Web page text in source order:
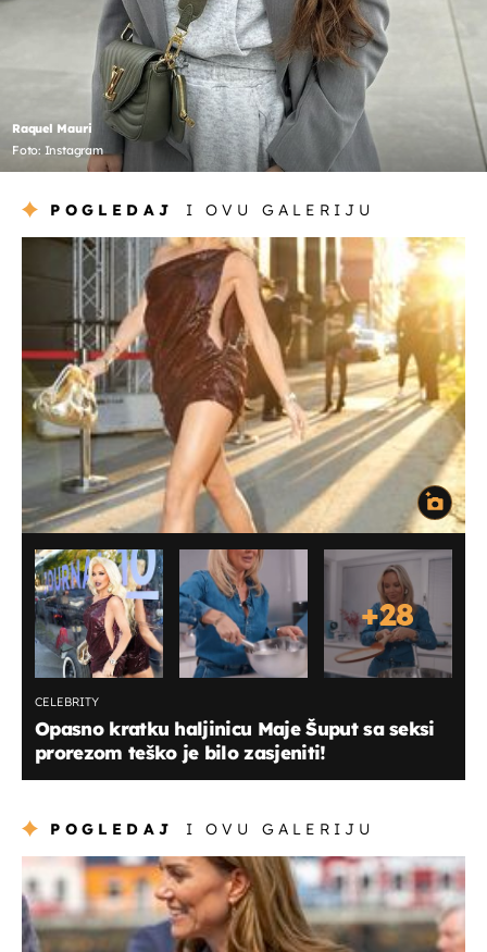
Raquel Mauri
Foto: Instagram
POGLEDAJ I OVU GALERIJU
+28
CELEBRITY
Opasno kratku haljinicu Maje Šuput sa seksi
prorezom teško je bilo zasjeniti!
POGLEDAJ I OVU GALERIJU